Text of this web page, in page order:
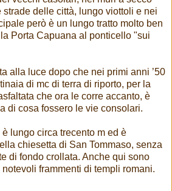
delle città, lungo viottoli e nei
però è un lungo tratto molto ben
Porta Capuana al ponticello "sui
alla luce dopo che nei primi anni ’50
di mc di terra di riporto, per la
che ora le corre accanto, è
di cosa fossero le vie consolari.
è lungo circa trecento m ed è
chiesetta di San Tommaso, senza
di fondo crollata. Anche qui sono
frammenti di templi romani.